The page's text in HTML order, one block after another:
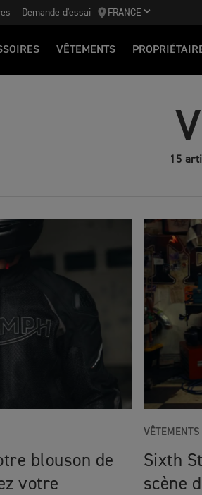
Demande d'essai FRANCE
VÊTEMENTS
15
blouson de
votre
VÊTEMENTS |
Sixth
scène